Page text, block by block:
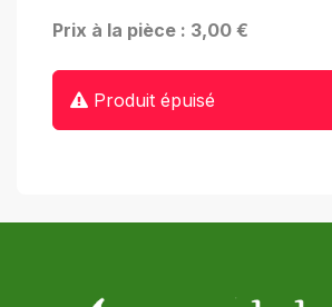
Prix à la pièce : 3,00 €
Produit épuisé